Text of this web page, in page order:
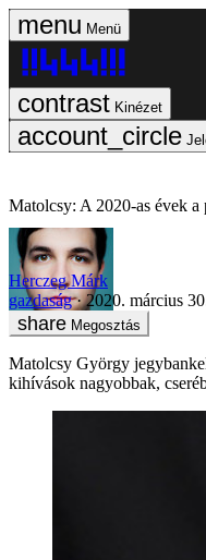
Menü
Kinézet
Matolcsy: A 2020-as évek a
Herczeg Márk
gazdaság
2020. március
Megosztás
Matolcsy György
kihívások nagyobbak,